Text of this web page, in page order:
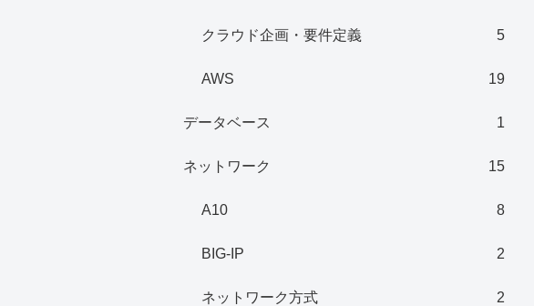
クラウド企画・要件定義 5
AWS 19
データベース 1
ネットワーク 15
A10 8
BIG-IP 2
ネットワーク方式 2